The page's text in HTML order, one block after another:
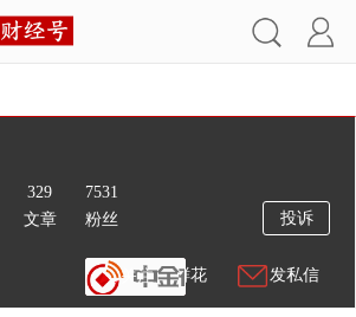
投诉
送鲜花
329
文章
发私信
7531
粉丝